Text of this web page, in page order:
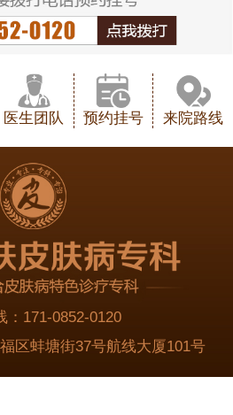
医生团队 预约挂号 来院路线
： 171-0852-0120
区蚌塘街37号航线大厦101号